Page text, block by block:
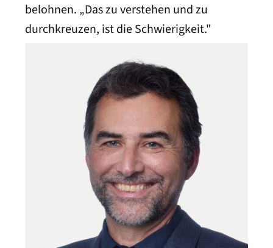
belohnen. „Das zu verstehen und zu
durchkreuzen, ist die Schwierigkeit."